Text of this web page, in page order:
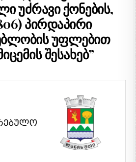
უძრავი ქონების,
პირდაპირი
უფლებით
შესახებ”